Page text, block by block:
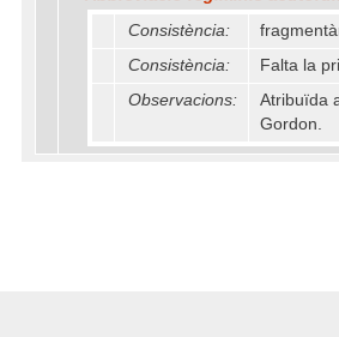
Consistència:
Consistència:
Falta la
Observacions:
Atribuïda
Gordon.